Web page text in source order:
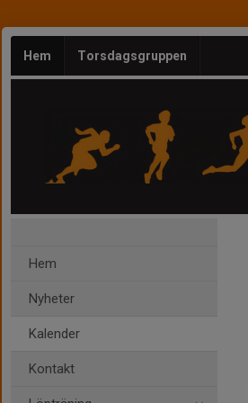
Hem Torsdagsgruppen
Hem
Nyheter
Kalender
Kontakt